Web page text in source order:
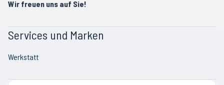
Wir freuen uns auf Sie!
Services und Marken
Werkstatt